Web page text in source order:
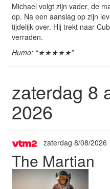
Michael volgt zijn vader, de
op. Na een aanslag op zijn
tijdelijk over. Hij trekt naar
verraden.
Humo: “★★★★★”
zaterdag 8
2026
zaterdag 8/08/2026
The Martian